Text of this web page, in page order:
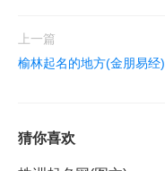
上一篇
榆林起名的地方(金朋易经)
猜你喜欢